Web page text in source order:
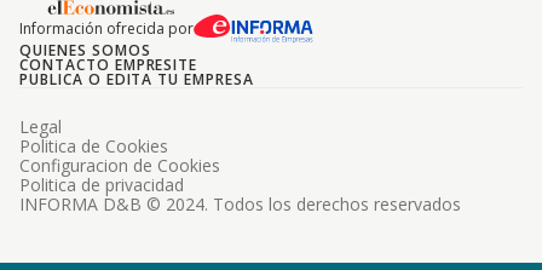
Información ofrecida por
QUIENES SOMOS
CONTACTO EMPRESITE
PUBLICA O EDITA TU EMPRESA
INFORMA D&B © 2024. Todos los derechos reservados
Legal
Politica de Cookies
Configuracion de Cookies
Politica de privacidad